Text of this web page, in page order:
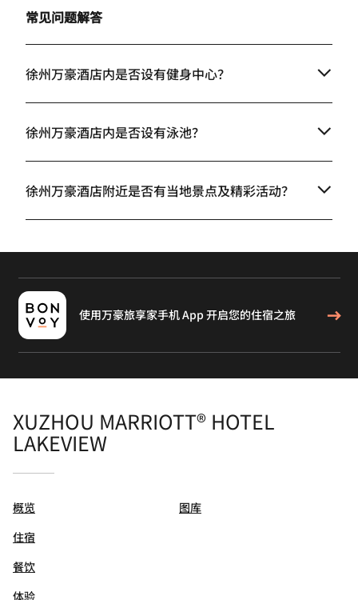
常见问题解答
徐州万豪酒店内是否设有健身中心？
徐州万豪酒店内是否设有泳池？
徐州万豪酒店附近是否有当地景点及精彩活动？
使用万豪旅享家手机 App 开启您的住宿之旅
XUZHOU MARRIOTT® HOTEL
LAKEVIEW
概览
住宿
餐饮
体验
图库